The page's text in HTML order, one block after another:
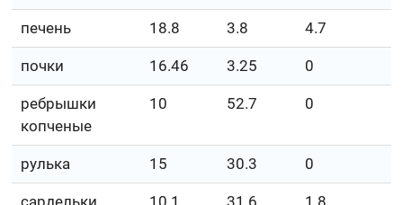
печень 18.8 3.8 4.7
почки 16.46 3.25 0
ребрышки
копченые
10 52.7 0
рулька 15 30.3 0
сардельки 10.1 31.6 1.8